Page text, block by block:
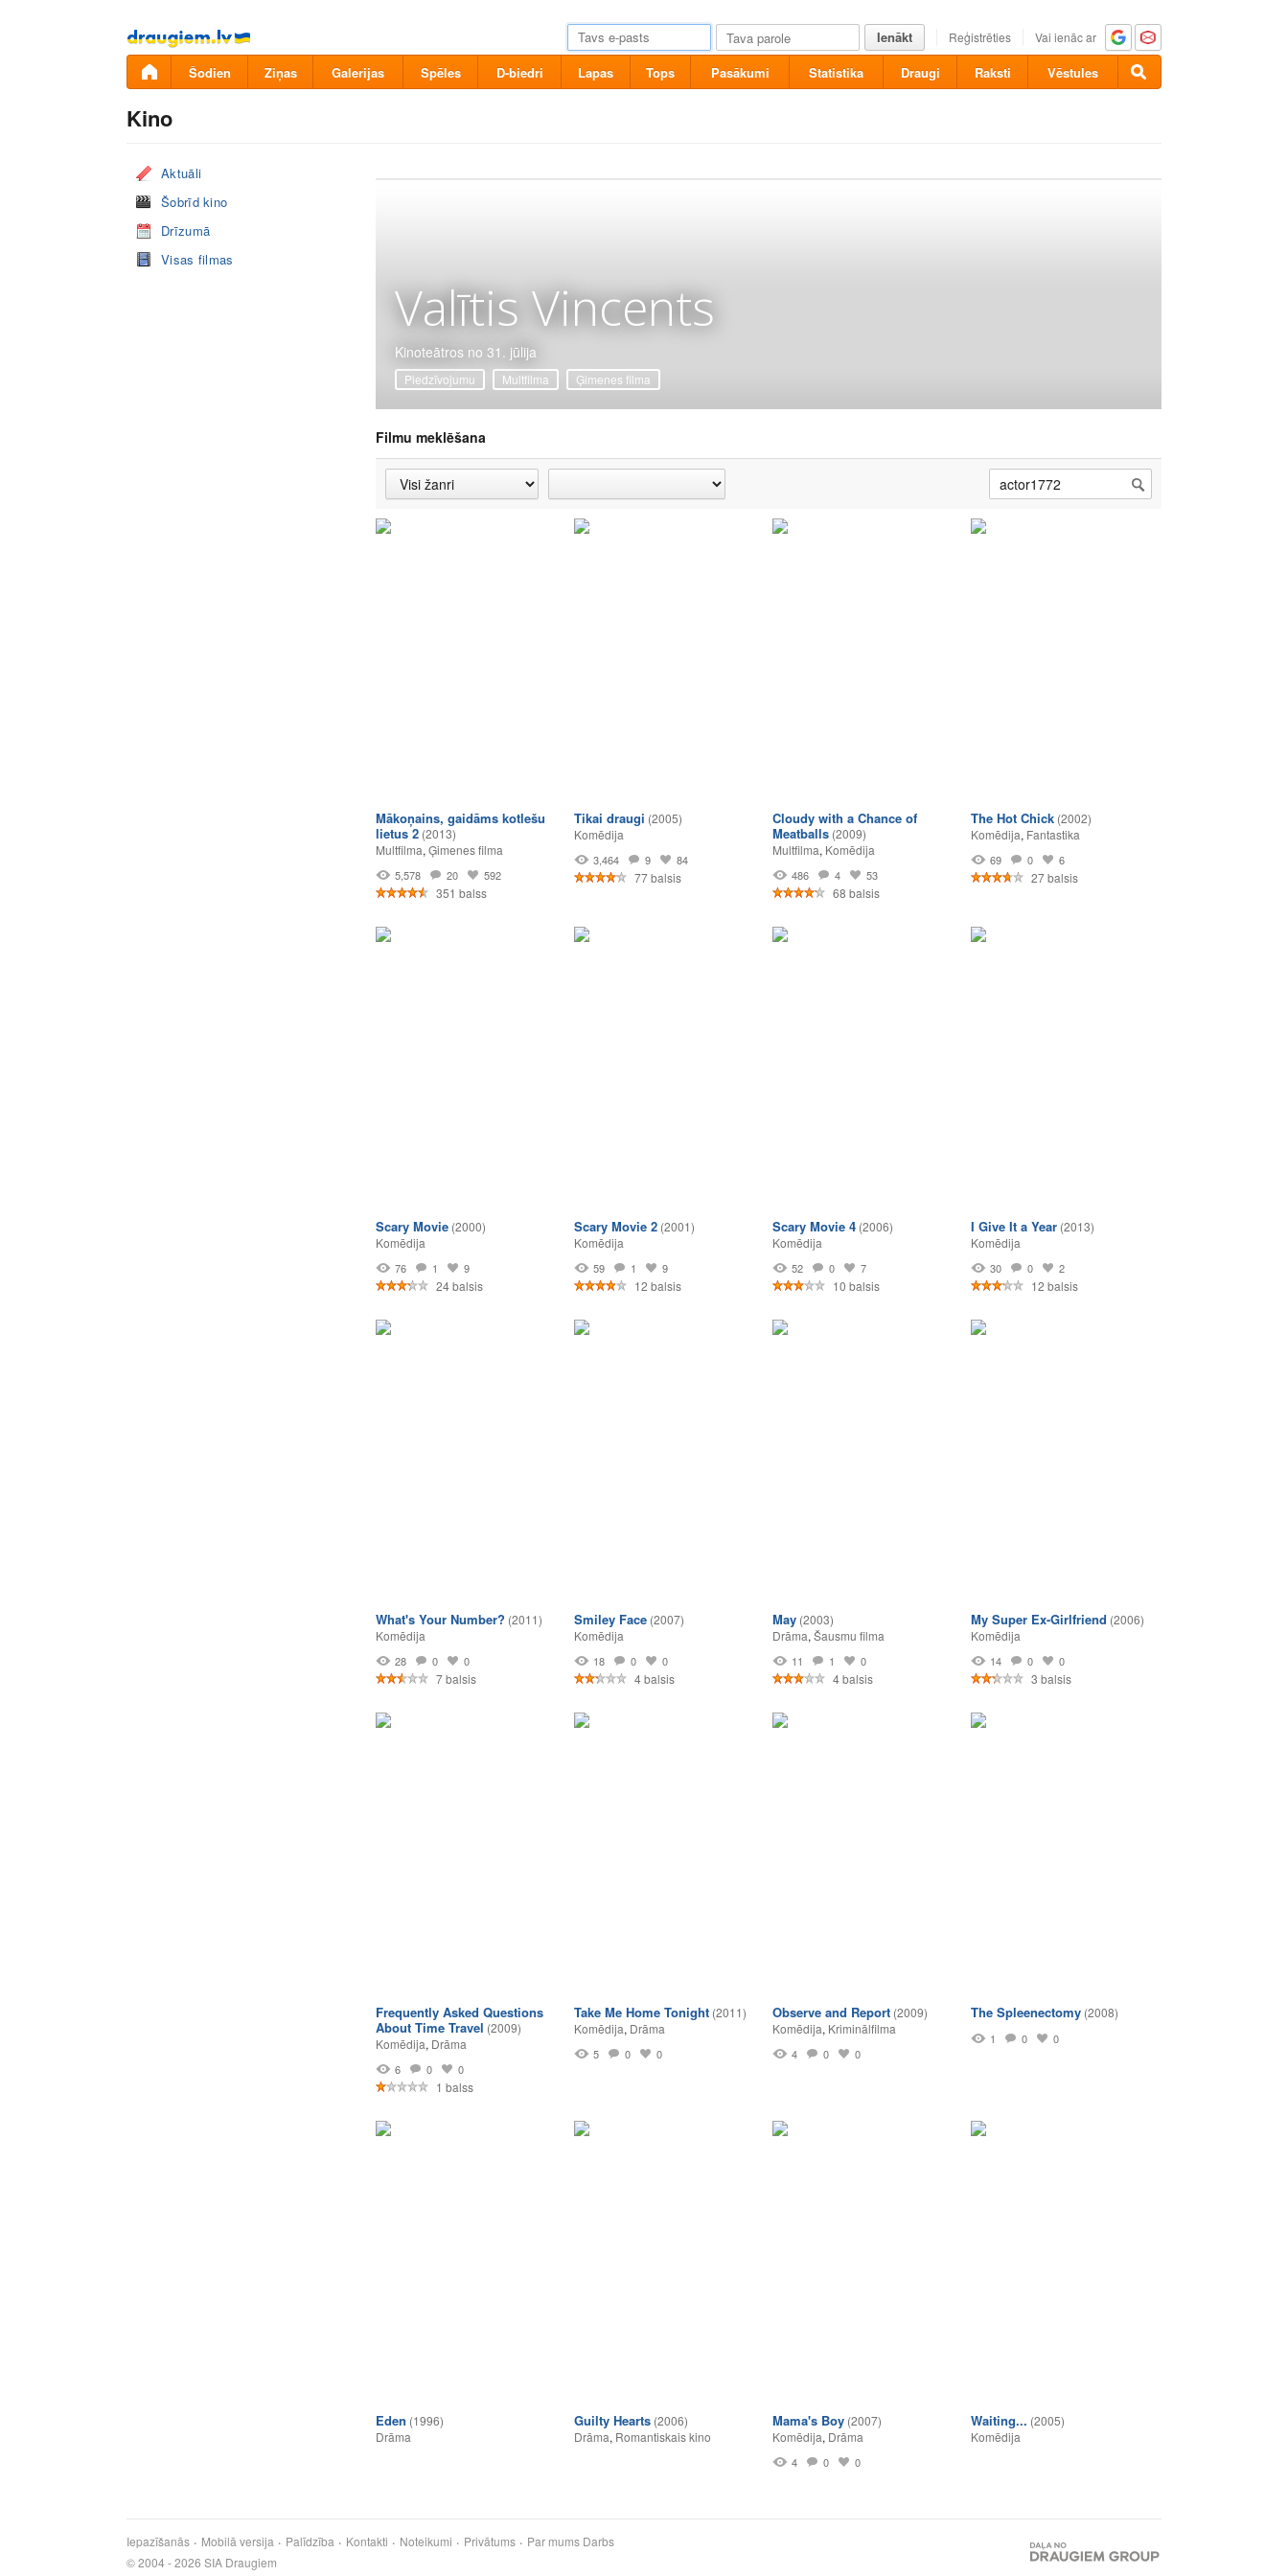
Pāriet
uz
saturu
Ienākt Reģistrēties Vai ienāc ar
Šodien Ziņas Galerijas Spēles D-biedri Lapas Tops Pasākumi Statistika Draugi Raksti Vēstules
Kino
Aktuāli
Šobrīd kino
Drīzumā
Visas filmas
Valītis Vincents
Kinoteātros no 31. jūlija
Piedzīvojumu Multfilma Ģimenes filma
Filmu meklēšana
Mākoņains, gaidāms kotlešu
lietus 2 (2013)
Multfilma, Ģimenes filma
5,578 20 592
351 balss
Tikai draugi (2005)
Komēdija
3,464 9 84
77 balsis
Cloudy with a Chance of
Meatballs (2009)
Multfilma, Komēdija
486 4 53
68 balsis
The Hot Chick (2002)
Komēdija, Fantastika
69 0 6
27 balsis
Scary Movie (2000)
Komēdija
76 1 9
24 balsis
Scary Movie 2 (2001)
Komēdija
59 1 9
12 balsis
Scary Movie 4 (2006)
Komēdija
52 0 7
10 balsis
I Give It a Year (2013)
Komēdija
30 0 2
12 balsis
What's Your Number? (2011)
Komēdija
28 0 0
7 balsis
Smiley Face (2007)
Komēdija
18 0 0
4 balsis
May (2003)
Drāma, Šausmu filma
11 1 0
4 balsis
My Super Ex-Girlfriend (2006)
Komēdija
14 0 0
3 balsis
Frequently Asked Questions
About Time Travel (2009)
Komēdija, Drāma
6 0 0
1 balss
Take Me Home Tonight (2011)
Komēdija, Drāma
5 0 0
Observe and Report (2009)
Komēdija, Kriminālfilma
4 0 0
The Spleenectomy (2008)
1 0 0
Eden (1996)
Drāma
Guilty Hearts (2006)
Drāma, Romantiskais kino
Mama's Boy (2007)
Komēdija, Drāma
4 0 0
Waiting... (2005)
Komēdija
Iepazīšanās Mobilā versija Palīdzība Kontakti Noteikumi Privātums Par mums Darbs
© 2004 - 2026 SIA Draugiem